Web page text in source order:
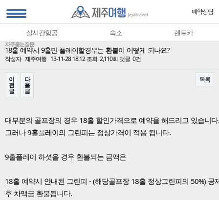
예약상담
실시간항공 숙소 렌트카
자주묻는질문
18홀 예약시 9홀만 플레이할경우는 환불이 어떻게 되나요?
작성자 제주여행 13-11-28 18:12조회 2,110회 댓글 0건
이
전
글
다
음
글
목록
대부분의 골프장의 경우 18홀 할인가격으로 예약을 해드리고 있습니다.
그러나 9홀플레이의 그린피는 정상가격이 적용 됩니다.
9홀플레이 하셧을 경우 환불되는 금액은
18홀 예약시 안내된 그린피 - (해당골프장 18홀 정상그린피의 50%) 공
후 차액금 환불됩니다.